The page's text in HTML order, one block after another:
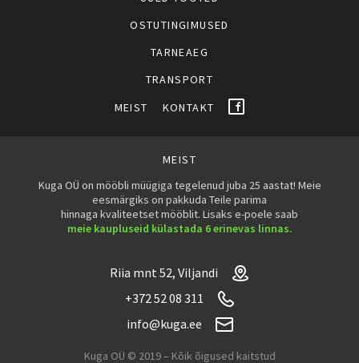
OSTUTINGIMUSED
TARNEAEG
TRANSPORT
MEIST
KONTAKT
MEIST
Kuga OÜ on mööbli müügiga tegelenud juba 25 aastat! Meie
eesmärgiks on pakkuda Teile parima
hinnaga kvaliteetset mööblit. Lisaks e-poele saab
meie kaupluseid külastada 6 erinevas linnas.
Riia mnt 52, Viljandi
+372 52 08 311
info@kuga.ee
Kuga OÜ © 2019 – Kõik õigused kaitstud